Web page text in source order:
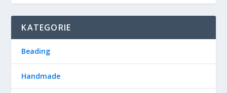
KATEGORIE
Beading
Handmade